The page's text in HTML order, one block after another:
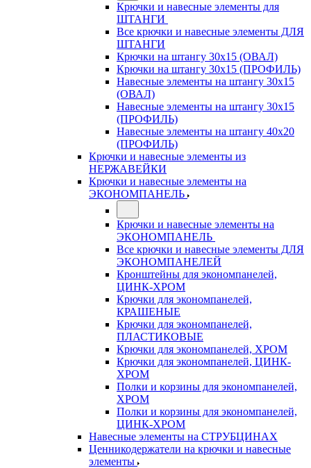
Крючки и навесные элементы для
ШТАНГИ
Все крючки и навесные элементы ДЛЯ
ШТАНГИ
Крючки на штангу 30х15 (ОВАЛ)
Крючки на штангу 30х15 (ПРОФИЛЬ)
Навесные элементы на штангу 30х15
(ОВАЛ)
Навесные элементы на штангу 30х15
(ПРОФИЛЬ)
Навесные элементы на штангу 40х20
(ПРОФИЛЬ)
Крючки и навесные элементы из
НЕРЖАВЕЙКИ
Крючки и навесные элементы на
ЭКОНОМПАНЕЛЬ
Крючки и навесные элементы на
ЭКОНОМПАНЕЛЬ
Все крючки и навесные элементы ДЛЯ
ЭКОНОМПАНЕЛЕЙ
Кронштейны для экономпанелей,
ЦИНК-ХРОМ
Крючки для экономпанелей,
КРАШЕНЫЕ
Крючки для экономпанелей,
ПЛАСТИКОВЫЕ
Крючки для экономпанелей, ХРОМ
Крючки для экономпанелей, ЦИНК-
ХРОМ
Полки и корзины для экономпанелей,
ХРОМ
Полки и корзины для экономпанелей,
ЦИНК-ХРОМ
Навесные элементы на СТРУБЦИНАХ
Ценникодержатели на крючки и навесные
элементы